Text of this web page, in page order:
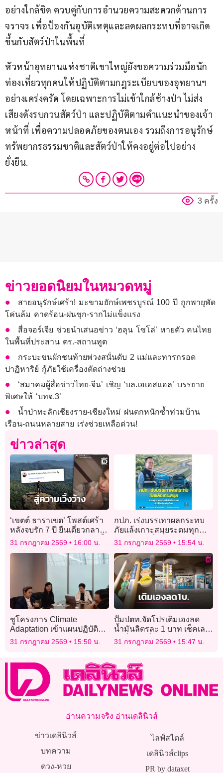
อย่างใกล้ชิด ควบคู่กับการอำนวยความสะดวกด้านการ
จราจร เพื่อป้องกันอุบัติเหตุและลดผลกระทบที่อาจเกิด
ขึ้นกับสัตว์ป่าในพื้นที่
หัวหน้าอุทยานแห่งชาติเขาใหญ่ยังขอความร่วมมือนัก
ท่องเที่ยวทุกคนให้ปฏิบัติตามกฎระเบียบของอุทยานฯ
อย่างเคร่งครัด โดยเฉพาะการไม่เข้าใกล้ช้างป่า ไม่ส่ง
เสียงดังรบกวนสัตว์ป่า และปฏิบัติตามคำแนะนำของเจ้า
หน้าที่ เพื่อความปลอดภัยของตนเอง รวมถึงการอนุรักษ์
ทรัพยากรธรรมชาติและสัตว์ป่าให้คงอยู่ต่อไปอย่าง
ยั่งยืน.
3 ครั้ง
ข่าวยอดนิยมในหมวดหมู่
สายอนุรักษ์เศร้า! มะขามยักษ์เพชรบูรณ์ 100 ปี ถูกพายุพัด
โค่นล้ม คาดร้อน-ฝนชุก-รากไม่แข็งแรง
สื่อจอร์เจีย ช่วยนำเสนอข่าว ‘ฮลุน โซโล่’ หายตัว คนไทย
ในพื้นที่ประสาน ตร.-สถานทูต
กระบะขนผักชนท้ายพ่วงสนั่นดับ 2 แม่และทารกรอด
ปาฏิหาริย์ กู้ภัยใช้เครื่องตัดถ่างช่วย
‘สมาคมผู้สื่อข่าวไทย-จีน’ เชิญ ‘บล.เอเอสแอล’ บรรยาย
พิเศษให้ ‘บทจ.3’
น้ำป่าทะลักเชียงราย-เชียงใหม่ ฝนตกหนักซ้ำท่วมบ้าน
เรือน-ถนนหลายสาย เร่งช่วยเหลือด่วน!
ข่าวล่าสุด
‘เขตต์ ธาราเขต’ โพสต์เศร้า
หลังจบรัก 7 ปี ยืนเดี่ยวกลาง
ป่า-ซบแมวเศร้าเคล้าเพลงซึ้ง
31 กรกฎาคม 2569 16:00 น.
กปภ. เร่งบรรเทาผลกระทบ
ภัยแล้งเกาะสมุยระดมทุก
มาตรการเพื่อให้ประชาชนมี
น้ำใช้อย่างต่อเนื่อง
31 กรกฎาคม 2569 15:54 น.
ชูโครงการ Climate
Adaptation เข้าแผนปฏิบัติ
การแห่งชาติของประเทศ
เชื่อมโยงนโยบาย OGP
31 กรกฎาคม 2569 15:50 น.
ปั๊มปตท.จัดโปรเติมเองลด
น้ำมันลิตรละ 1 บาท เช็คเลย
ได้ที่ไหน เงื่อนไขแบบไหน
31 กรกฎาคม 2569 15:47 น.
อ่านความจริง อ่านเดลินิวส์
ข่าวเดลินิวส์
บทความ
ดวง-หวย
ไลฟ์สไตล์
เดลินิวส์clips
PR by dataxet